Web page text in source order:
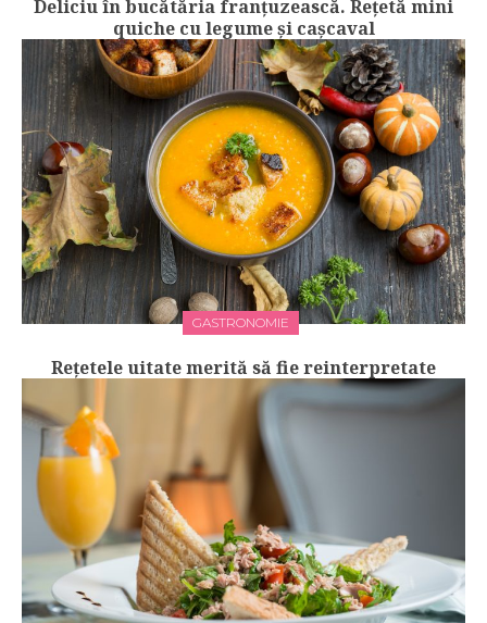
Deliciu în bucătăria franţuzească. Rețetă mini
quiche cu legume şi caşcaval
GASTRONOMIE
Rețetele uitate merită să fie reinterpretate